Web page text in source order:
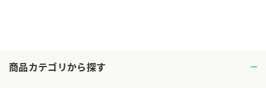
商品カテゴリから探す